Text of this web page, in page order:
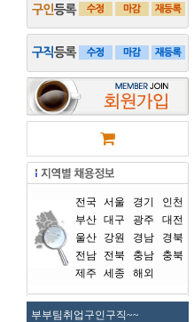
전국 서울 경기
인천
부산 대구 광주
대전
울산
강원 경남
경북
전남
전북 충남
충북
제주
세종 해외
부부팀취업구인구직~~